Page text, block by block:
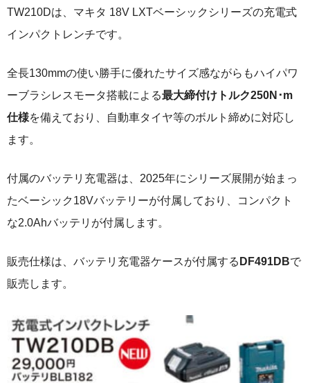
TW210Dは、マキタ 18V LXTベーシックシリーズの充電式
インパクトレンチです。
全長130mmの使い勝手に優れたサイズ感ながらもハイパワ
ーブラシレスモータ搭載による最大締付けトルク250N･m
仕様を備えており、自動車タイヤ等のボルト締めに対応し
ます。
付属のバッテリ充電器は、2025年にシリーズ展開が始まっ
たベーシック18Vバッテリーが付属しており、コンパクト
な2.0Ahバッテリが付属します。
販売仕様は、バッテリ充電器ケースが付属する DF491DBで
販売します。